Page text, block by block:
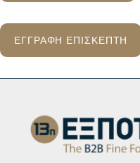
ΕΓΓΡΑΦΗ ΕΠΙΣΚΕΠΤΗ